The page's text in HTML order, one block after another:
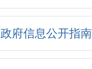
政府信息公开指南